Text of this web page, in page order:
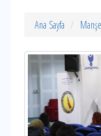
Ana Sayfa